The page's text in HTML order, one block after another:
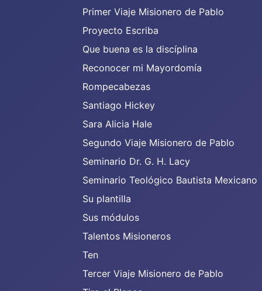
Primer Viaje Misionero de Pablo
Proyecto Escriba
Que buena es la discíplina
Reconocer mi Mayordomía
Rompecabezas
Santiago Hickey
Sara Alicia Hale
Segundo Viaje Misionero de Pablo
Seminario Dr. G. H. Lacy
Seminario Teológico Bautista Mexicano
Su plantilla
Sus módulos
Talentos Misioneros
Ten
Tercer Viaje Misionero de Pablo